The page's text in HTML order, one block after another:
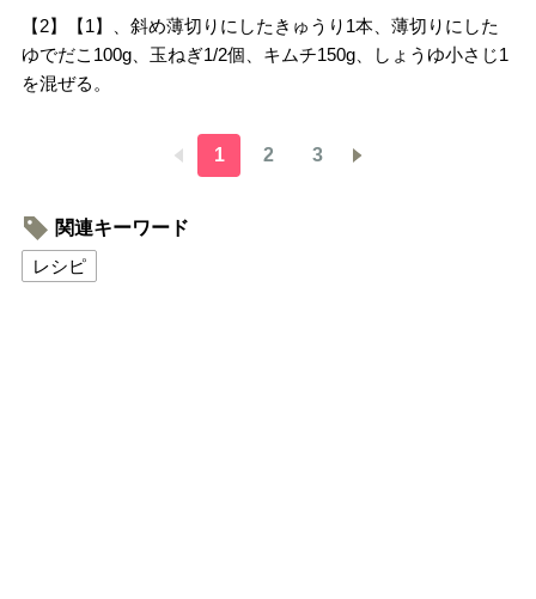
【2】【1】、斜め薄切りにしたきゅうり1本、薄切りにした
ゆでだこ100g、玉ねぎ1/2個、キムチ150g、しょうゆ小さじ1
を混ぜる。
1 2 3
関連キーワード
レシピ